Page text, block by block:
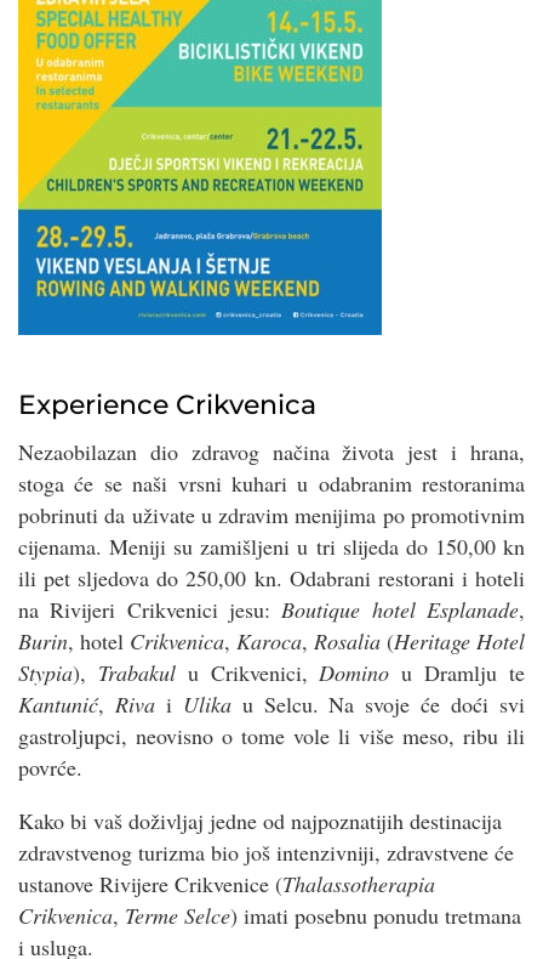
Experience Crikvenica
Nezaobilazan dio zdravog načina života jest i hrana,
stoga će se naši vrsni kuhari u odabranim restoranima
pobrinuti da uživate u zdravim menijima po promotivnim
cijenama. Meniji su zamišljeni u tri slijeda do 150,00 kn
ili pet sljedova do 250,00 kn. Odabrani restorani i hoteli
na Rivijeri Crikvenici jesu: Boutique hotel Esplanade,
Burin, hotel Crikvenica, Karoca, Rosalia (Heritage Hotel
Stypia), Trabakulu Crikvenici, Domino u Dramlju te
Kantunić, Rivai Ulikau Selcu. Na svoje će doći svi
gastroljupci, neovisno o tome vole li više meso, ribu ili
povrće.
Kako bi vaš doživljaj jedne od najpoznatijih destinacija
zdravstvenog turizma bio još intenzivniji, zdravstvene će
ustanove Rivijere Crikvenice (Thalassotherapia
Crikvenica, Terme Selce) imati posebnu ponudu tretmana
i usluga.